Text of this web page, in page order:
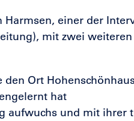
einer der
mit zwei weiteren
Ort
hat
aufwuchs und mit ihrer